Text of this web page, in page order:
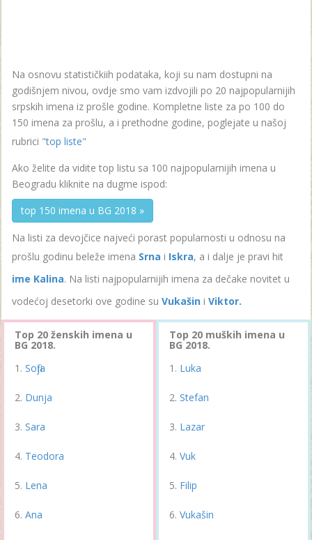
Na osnovu statističkiih podataka, koji su nam dostupni na
godišnjem nivou, ovdje smo vam izdvojili po 20 najpopularnijih
srpskih imena iz prošle godine. Kompletne liste za po 100 do
150 imena za prošlu, a i prethodne godine, poglejate u našoj
rubrici "top liste"
Ako želite da vidite top listu sa 100 najpopularnijih imena u
Beogradu kliknite na dugme ispod:
top 150 imena u BG 2018 »
Na listi za devojčice najveći porast popularnosti u odnosu na
prošlu godinu beleže imena Srna i Iskra, a i dalje je pravi hit
ime Kalina. Na listi najpopularnijih imena za dečake novitet u
vodećoj desetorki ove godine su Vukašin i Viktor.
Top 20 ženskih imena u
BG 2018.
Sofija
Dunja
Sara
Teodora
Lena
Ana
Top 20 muških imena u
BG 2018.
Luka
Stefan
Lazar
Vuk
Filip
Vukašin